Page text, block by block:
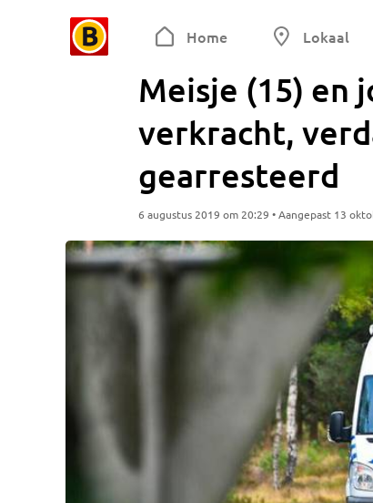
Home Lokaal
Meisje (15) en
verkracht,
gearresteerd
6 augustus 2019 om 20:29 • Aangepast 13